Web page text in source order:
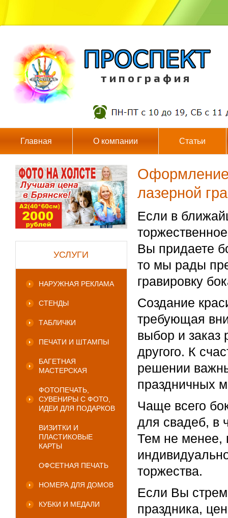
т и п о г р а ф и я
Главная О компании Статьи
УСЛУГИ
НАРУЖНАЯ РЕКЛАМА
СТЕНДЫ
ТАБЛИЧКИ
ПЕЧАТИ И ШТАМПЫ
БАГЕТНАЯ
МАСТЕРСКАЯ
ФОТОПЕЧАТЬ,
СУВЕНИРЫ С ФОТО,
ИДЕИ ДЛЯ ПОДАРКОВ
ВИЗИТКИ И
ПЛАСТИКОВЫЕ
КАРТЫ
ОФСЕТНАЯ ПЕЧАТЬ
НОМЕРА ДЛЯ ДОМОВ
КУБКИ И МЕДАЛИ
Оформление
лазерной
Если в
Вы придаете
то мы рады
гравировку
Создание
требующая
выбор и заказ
другого. К
решении
праздничных
Чаще всего
для свадеб, в
Тем не менее,
торжества.
Если Вы
праздника,